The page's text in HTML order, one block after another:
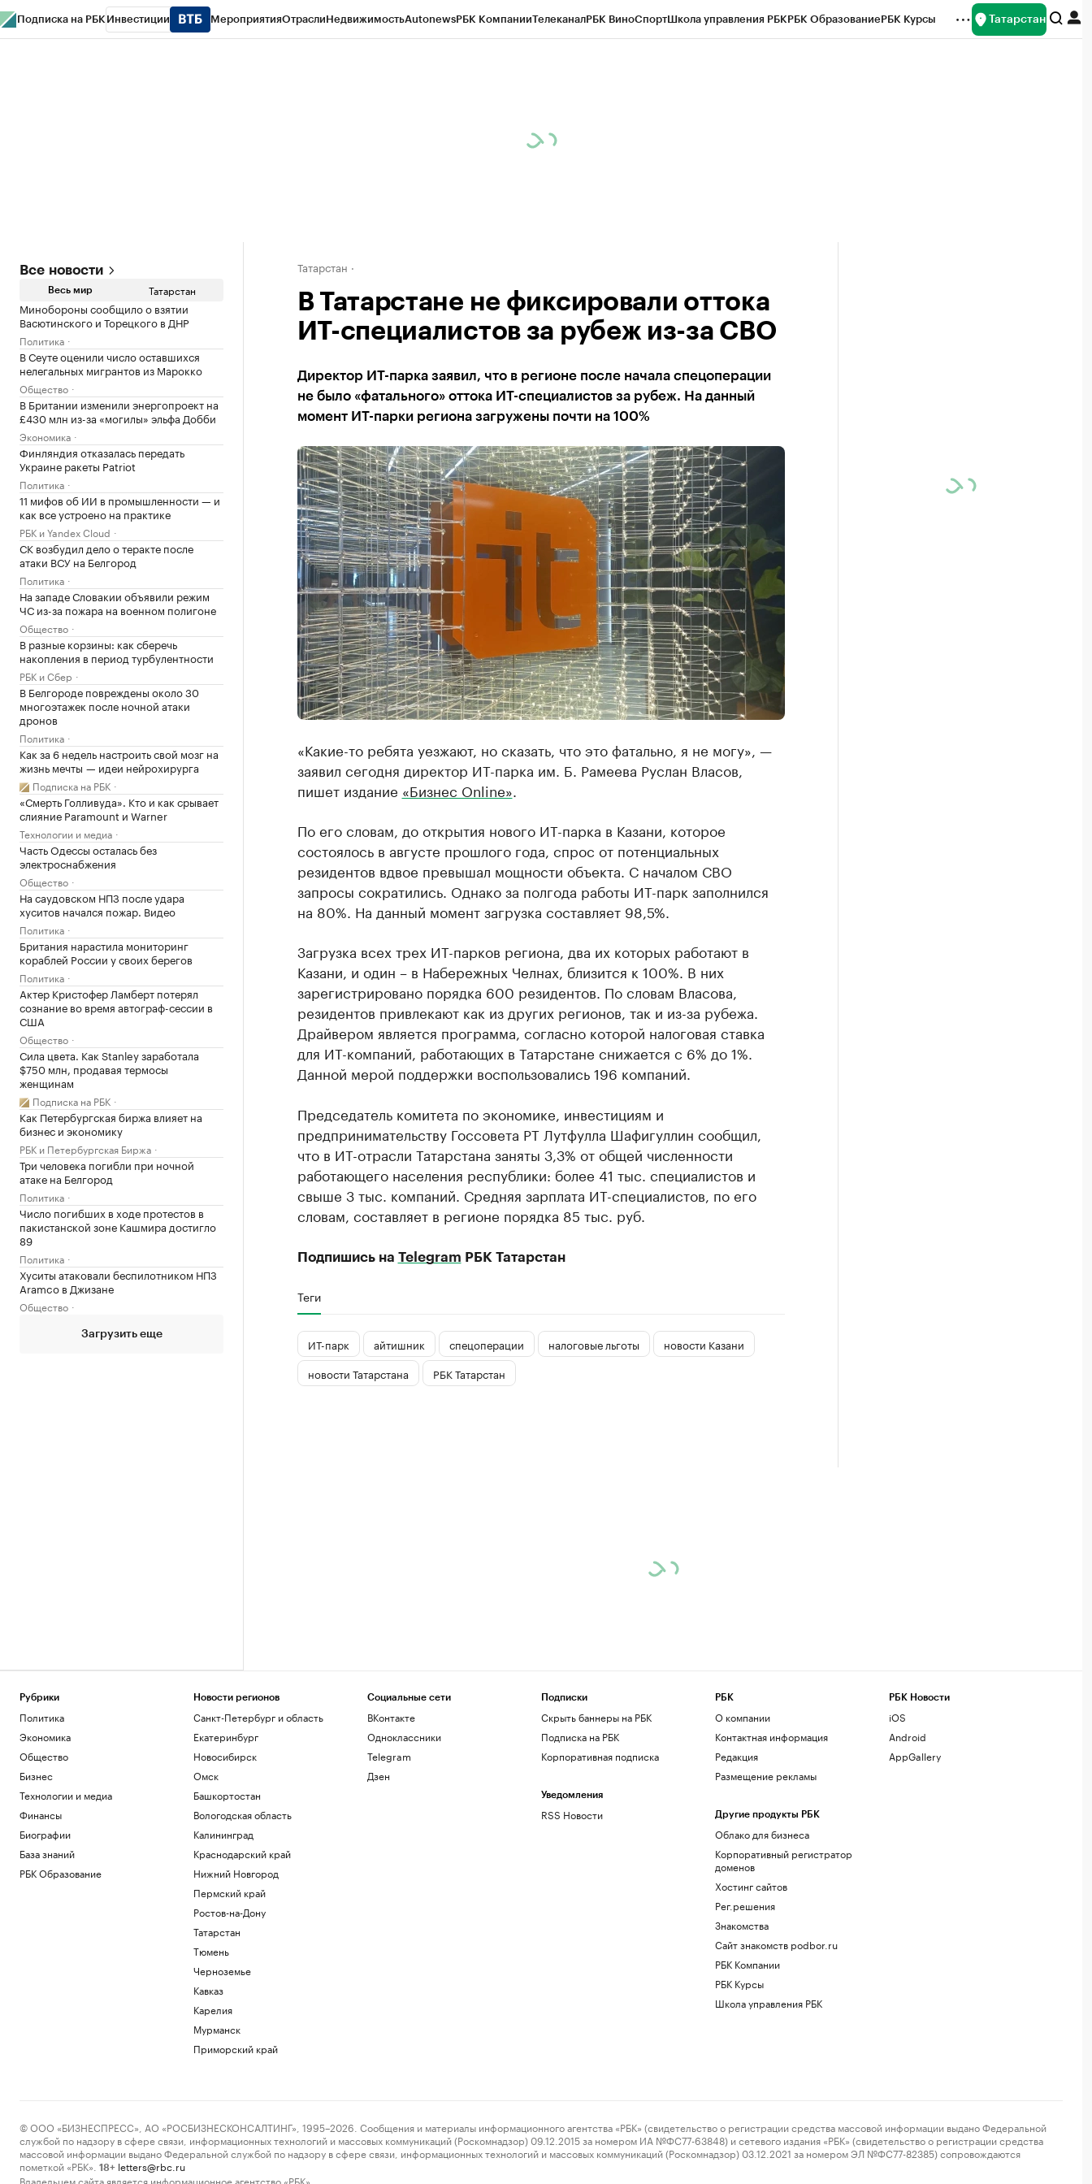
Подписка на РБК Инвестиции МероприятияОтраслиНедвижимостьAutonewsРБК КомпанииТелеканалРБК ВиноСпортШкола управления РБКРБК ОбразованиеРБК Курсы Татарстан
Все новости
Весь мир Татарстан
Минобороны сообщило о взятии
Васютинского и Торецкого в ДНР
Политика
В Сеуте оценили число оставшихся
нелегальных мигрантов из Марокко
Общество
В Британии изменили энергопроект на
£430 млн из-за «могилы» эльфа Добби
Экономика
Финляндия отказалась передать
Украине ракеты Patriot
Политика
11 мифов об ИИ в промышленности — и
как все устроено на практике
РБК и Yandex Cloud
СК возбудил дело о теракте после
атаки ВСУ на Белгород
Политика
На западе Словакии объявили режим
ЧС из-за пожара на военном полигоне
Общество
В разные корзины: как сберечь
накопления в период турбулентности
РБК и Сбер
В Белгороде повреждены около 30
многоэтажек после ночной атаки
дронов
Политика
Как за 6 недель настроить свой мозг на
жизнь мечты — идеи нейрохирурга
Подписка на РБК
«Смерть Голливуда». Кто и как срывает
слияние Paramount и Warner
Технологии и медиа
Часть Одессы осталась без
электроснабжения
Общество
На саудовском НПЗ после удара
хуситов начался пожар. Видео
Политика
Британия нарастила мониторинг
кораблей России у своих берегов
Политика
Актер Кристофер Ламберт потерял
сознание во время автограф-сессии в
США
Общество
Сила цвета. Как Stanley заработала
$750 млн, продавая термосы
женщинам
Подписка на РБК
Как Петербургская биржа влияет на
бизнес и экономику
РБК и Петербургская Биржа
Три человека погибли при ночной
атаке на Белгород
Политика
Число погибших в ходе протестов в
пакистанской зоне Кашмира достигло
89
Политика
Хуситы атаковали беспилотником НПЗ
Aramco в Джизане
Общество
Загрузить еще
Татарстан
В Татарстане не фиксировали оттока
ИТ-специалистов за рубеж из-за СВО
Директор ИТ-парка заявил, что в регионе после начала спецоперации
не было «фатального» оттока ИТ-специалистов за рубеж. На данный
момент ИТ-парки региона загружены почти на 100%
«Какие-то ребята уезжают, но сказать, что это фатально, я не могу», —
заявил сегодня директор ИТ-парка им. Б. Рамеева Руслан Власов,
пишет издание «Бизнес Online»
По его словам, до открытия нового ИТ-парка в Казани, которое
состоялось в августе прошлого года, спрос от потенциальных
резидентов вдвое превышал мощности объекта. С началом СВО
запросы сократились. Однако за полгода работы ИТ-парк заполнился
на 80%. На данный момент загрузка составляет 98,5%.
Загрузка всех трех ИТ-парков региона, два их которых работают в
Казани, и один – в Набережных Челнах, близится к 100%. В них
зарегистрировано порядка 600 резидентов. По словам Власова,
резидентов привлекают как из других регионов, так и из-за рубежа.
Драйвером является программа, согласно которой налоговая ставка
для ИТ-компаний, работающих в Татарстане снижается с 6% до 1%.
Данной мерой поддержки воспользовались 196 компаний.
Председатель комитета по экономике, инвестициям и
предпринимательству Госсовета РТ Лутфулла Шафигуллин сообщил,
что в ИТ-отрасли Татарстана заняты 3,3% от общей численности
работающего населения республики: более 41 тыс. специалистов и
свыше 3 тыс. компаний. Средняя зарплата ИТ-специалистов, по его
словам, составляет в регионе порядка 85 тыс. руб.
Подпишись на Telegram РБК Татарстан
Теги
ИТ-парк айтишник спецоперации налоговые льготы
новости Казани
новости Татарстана
РБК Татарстан
Рубрики
Политика
Экономика
Общество
Бизнес
Технологии и медиа
Финансы
Биографии
База знаний
РБК Образование
Новости регионов
Санкт-Петербург и область
Екатеринбург
Новосибирск
Омск
Башкортостан
Вологодская область
Калининград
Краснодарский край
Нижний Новгород
Пермский край
Ростов-на-Дону
Татарстан
Тюмень
Черноземье
Кавказ
Карелия
Мурманск
Приморский край
Социальные сети
ВКонтакте
Одноклассники
Telegram
Дзен
Подписки
Скрыть баннеры на РБК
Подписка на РБК
Корпоративная подписка
Уведомления
RSS Новости
РБК
О компании
Контактная информация
Редакция
Размещение рекламы
Другие продукты РБК
Облако для бизнеса
Корпоративный регистратор
доменов
Хостинг сайтов
Рег.решения
Знакомства
Сайт знакомств podbor.ru
РБК Компании
РБК Курсы
Школа управления РБК
РБК Новости
iOS
Android
AppGallery
© ООО «БИЗНЕСПРЕСС», АО «РОСБИЗНЕСКОНСАЛТИНГ», 1995–2026. Сообщения и материалы информационного агентства «РБК» (свидетельство о регистрации средства массовой информации выдано Федеральной
службой по надзору в сфере связи, информационных технологий и массовых коммуникаций (Роскомнадзор) 09.12.2015 за номером ИА №ФС77-63848) и сетевого издания «РБК» (свидетельство о регистрации средства
массовой информации выдано Федеральной службой по надзору в сфере связи, информационных технологий и массовых коммуникаций (Роскомнадзор) 03.12.2021 за номером ЭЛ №ФС77-82385) сопровождаются
пометкой «РБК».
18+ letters@rbc.ru
Владельцем сайта является информационное агентство «РБК».